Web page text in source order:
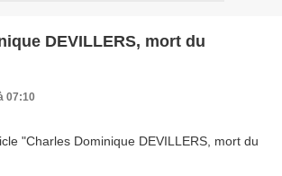
DEVILLERS, mort du
07:10